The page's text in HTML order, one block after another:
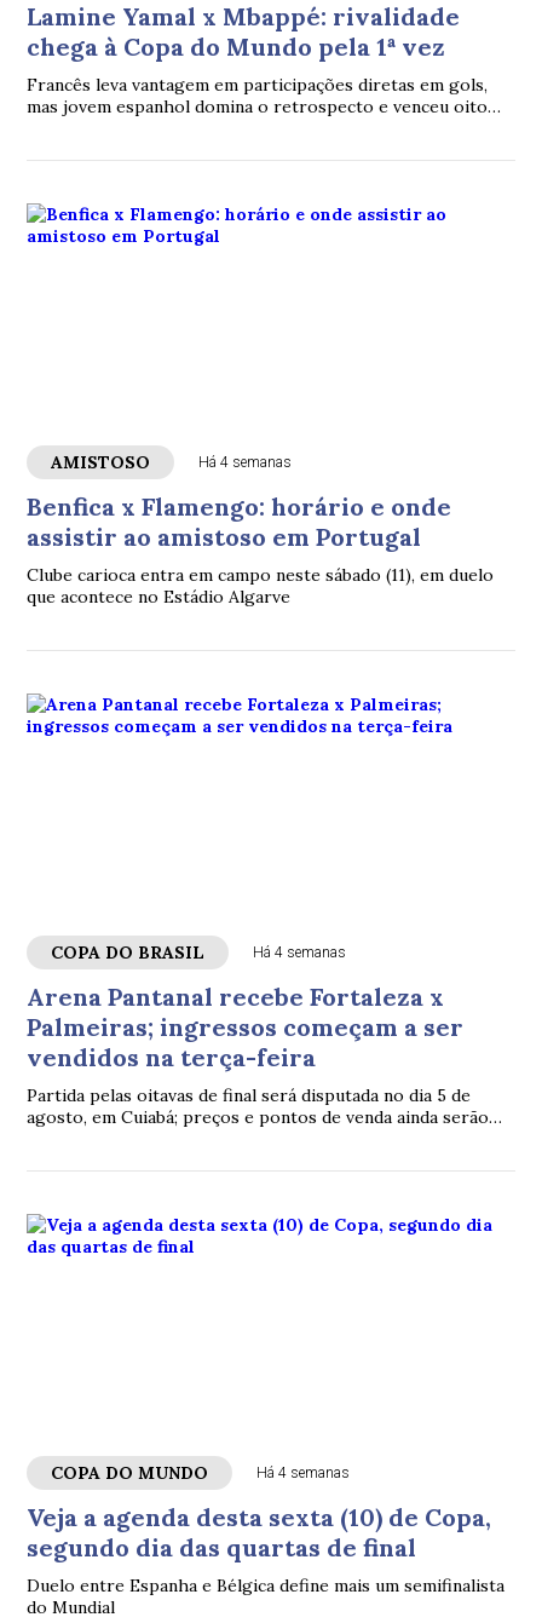
Lamine Yamal x Mbappé: rivalidade
chega à Copa do Mundo pela 1ª vez
Francês leva vantagem em participações diretas em gols,
mas jovem espanhol domina o retrospecto e venceu oito
AMISTOSO Há 4 semanas
Benfica x Flamengo: horário e onde
assistir ao amistoso em Portugal
Clube carioca entra em campo neste sábado (11), em duelo
que acontece no Estádio Algarve
COPA DO BRASIL Há 4 semanas
Arena Pantanal recebe Fortaleza x
Palmeiras; ingressos começam a ser
vendidos na terça-feira
Partida pelas oitavas de final será disputada no dia 5 de
agosto, em Cuiabá; preços e pontos de venda ainda serão
COPA DO MUNDO Há 4 semanas
Veja a agenda desta sexta (10) de Copa,
segundo dia das quartas de final
Duelo entre Espanha e Bélgica define mais um semifinalista
do Mundial